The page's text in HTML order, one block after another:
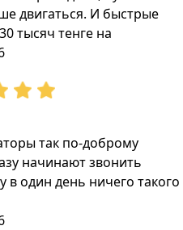
двигаться. И быстрые
тысяч тенге на
так по-доброму
начинают звонить
в один день ничего такого